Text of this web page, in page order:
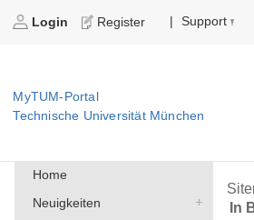
Login Register | Support
MyTUM-Portal
Technische Universität München
Home
Neuigkeiten
In